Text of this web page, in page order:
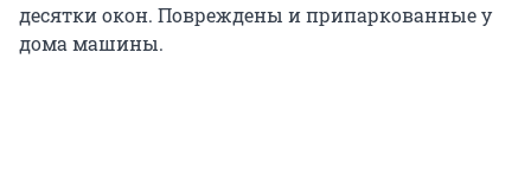
десятки окон. Повреждены и припаркованные у
дома машины.